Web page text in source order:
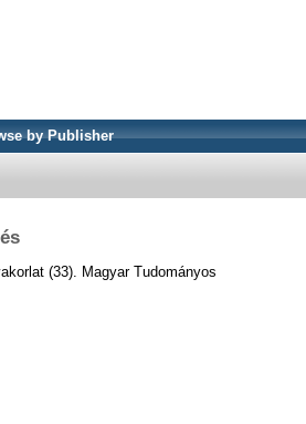
by Publisher
(33). Magyar Tudományos